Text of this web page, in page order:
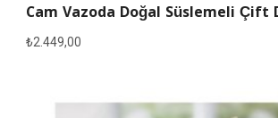
Cam Vazoda Doğal Süslemeli Çift
₺2.449,00